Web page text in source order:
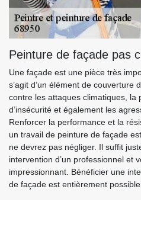
Peinture de façade pas
Une façade est une pièce très
s’agit d’un élément de couverture
contre les attaques climatiques, la
d’insécurité et également les
Renforcer la performance et la
un travail de peinture de façade
ne devrez pas négliger. Il suffit
intervention d’un professionnel et
impressionnant. Bénéficier une
de façade est entièrement possible